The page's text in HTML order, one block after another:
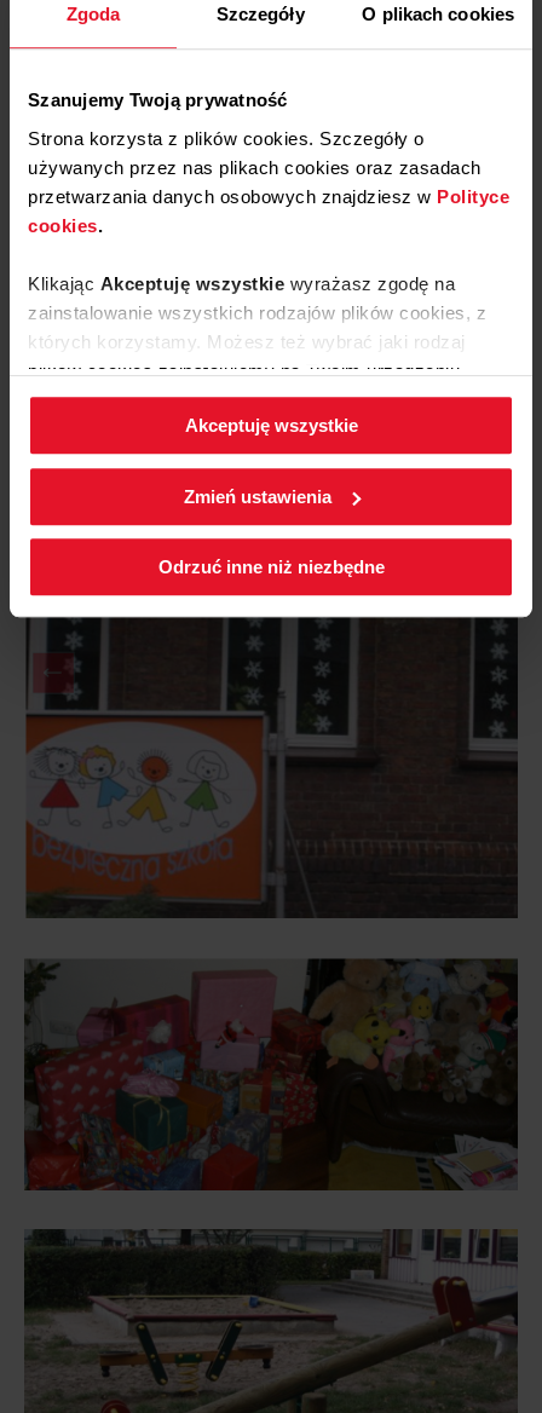
Zgoda Szczegóły O plikach cookies
Szanujemy Twoją prywatność
Strona korzysta z plików cookies. Szczegóły o
używanych przez nas plikach cookies oraz zasadach
przetwarzania danych osobowych znajdziesz w Polityce
cookies.
Klikając Akceptuję wszystkie wyrażasz zgodę na
zainstalowanie wszystkich rodzajów plików cookies, z
których korzystamy. Możesz też wybrać jaki rodzaj
plików cookies zainstalujemy na Twoim urządzeniu,
klikającZmień ustawienia.
W każdej chwili możesz zmienić wybrane przez Ciebie
ustawienia plików cookies wchodząc w zakładkę
Akceptuję wszystkie
Zmień ustawienia
Odrzuć inne niż niezbędne